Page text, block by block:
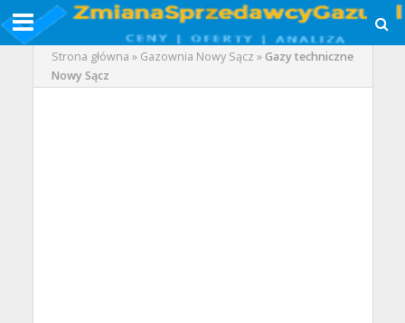
Strona główna » Gazownia Nowy Sącz »Gazy techniczne
Nowy Sącz